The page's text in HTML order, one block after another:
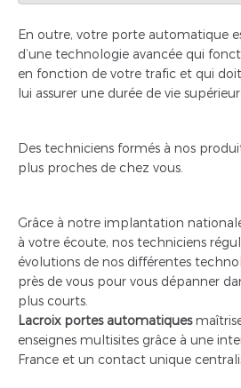
En outre, votre porte automatique
d’une technologie avancée qui
en fonction de votre trafic et qui
lui assurer une durée de vie
Des techniciens formés à nos
plus proches de chez vous.
Grâce à notre implantation
à votre écoute, nos techniciens
évolutions de nos différentes
près de vous pour vous dépanner
plus courts.
Lacroix portes automatiques
enseignes multisites grâce à une
France et un contact unique